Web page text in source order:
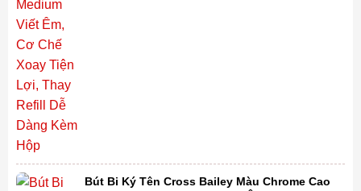
Bút Bi Ký Tên Cross Bailey Màu Chrome Cao